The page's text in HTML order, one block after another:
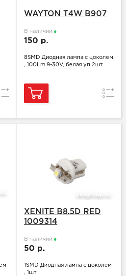
WAYTON T4W B907
В наличии
150 р.
8SMD Диодная лампа с цоколем
, 100Lm 9-30V, белая уп.2шт
XENITE B8.5D RED
1009314
В наличии
50 р.
1SMD Диодная лампа с цоколем
, 1шт